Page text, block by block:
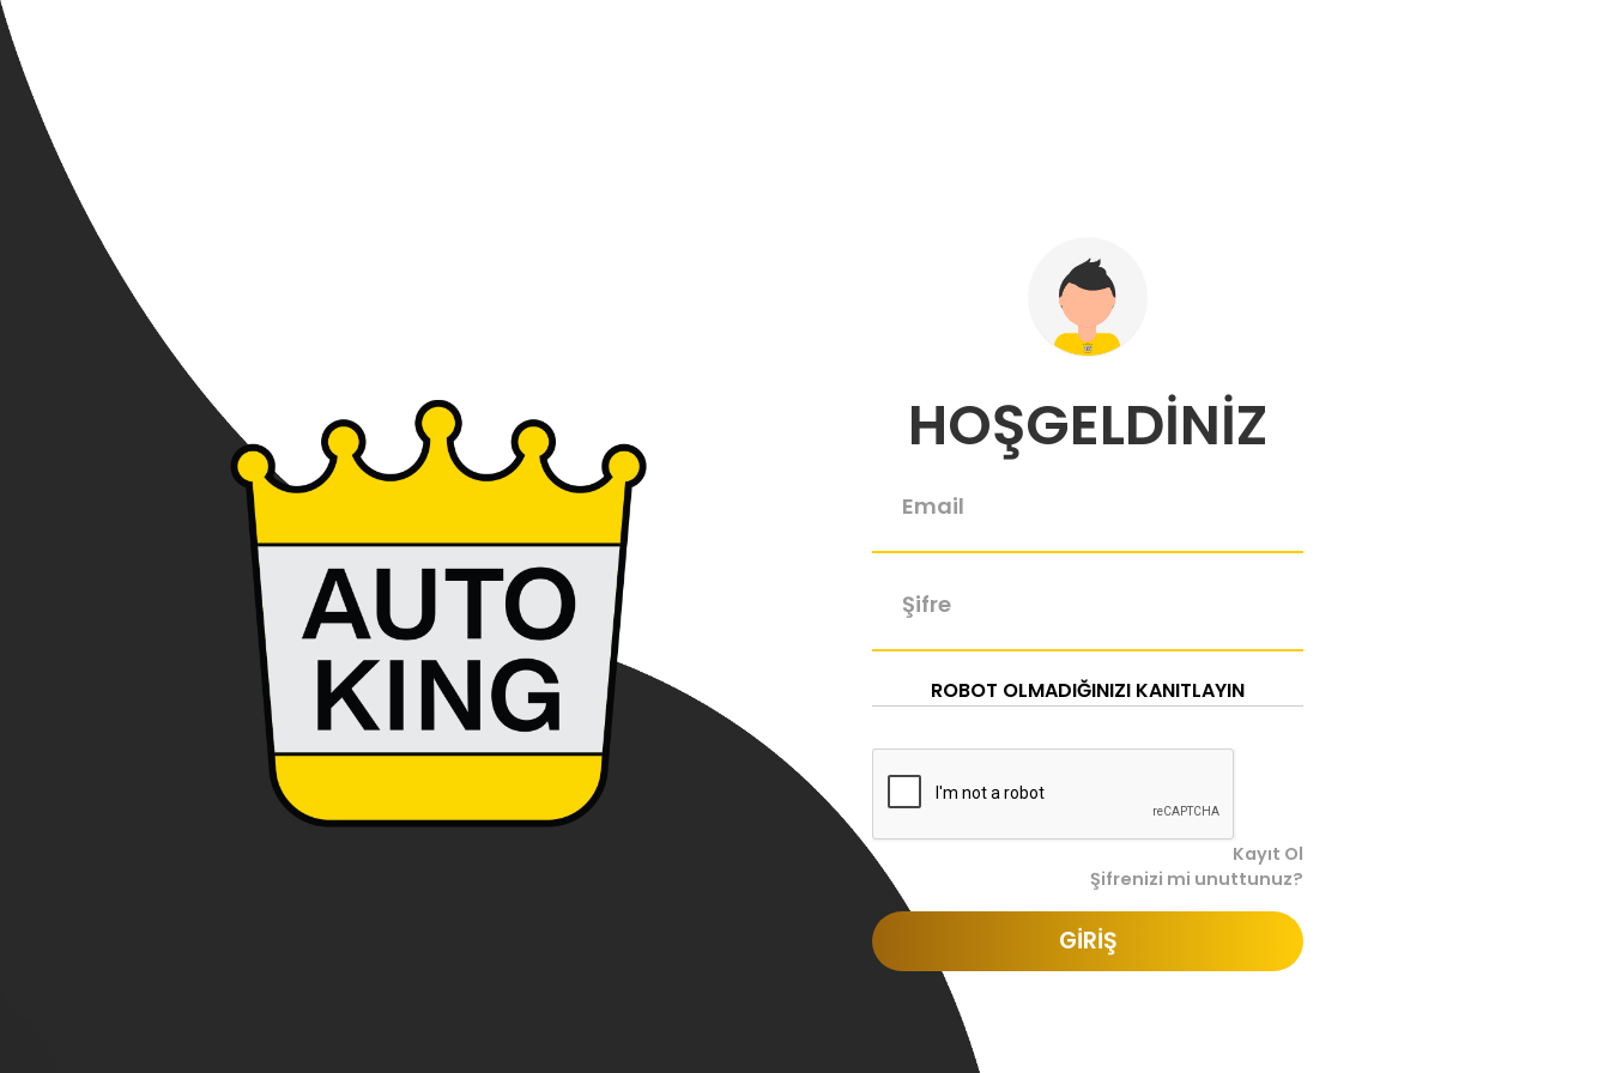
HOŞGELDINIZ
Email
Şifre
ROBOT OLMADIĞINIZI KANITLAYIN
Kayıt Ol
Şifrenizi mi unuttunuz?